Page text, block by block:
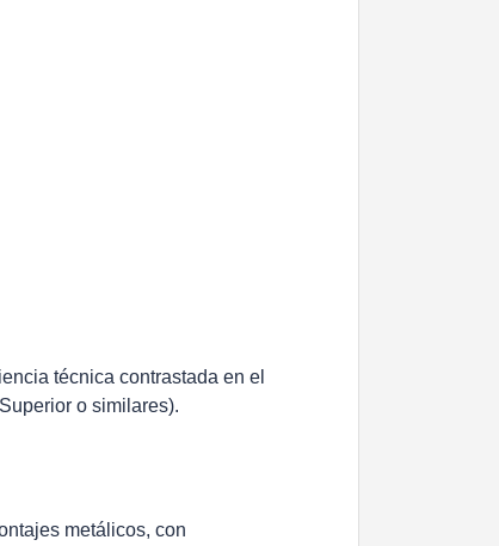
técnica contrastada en el
o similares).
metálicos, con